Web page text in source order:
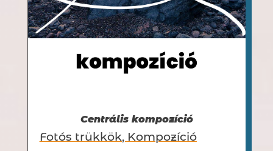
Centrális kompozíció
Fotós trükkök, Kompozíció